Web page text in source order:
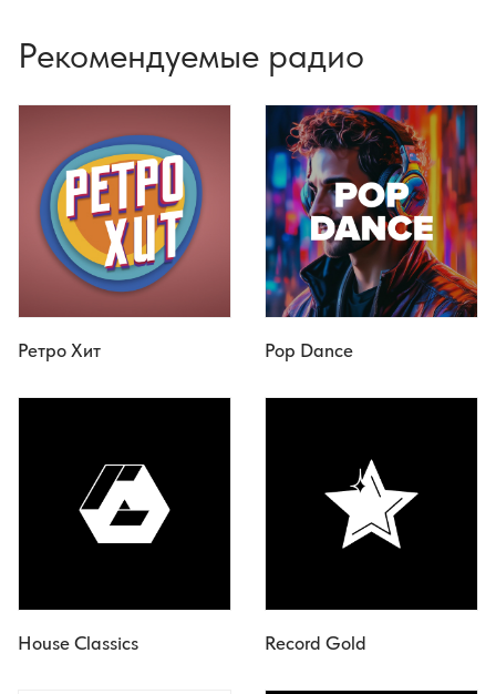
Рекомендуемые радио
Ретро Хит Pop Dance
House Classics Record Gold